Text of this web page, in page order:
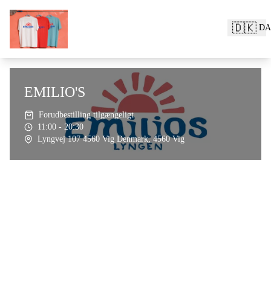
🇩🇰 DA
EMILIO'S
Forudbestilling tilgængeligt
11:00 - 20:30
Lyngvej 107 4560 Vig Denmark, 4560 Vig